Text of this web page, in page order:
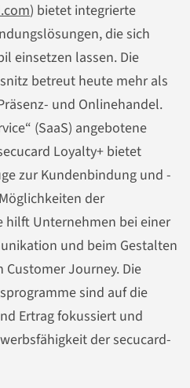
) bietet integrierte
die sich
einsetzen lassen. Die
betreut heute mehr als
und Onlinehandel.
(SaaS) angebotene
Loyalty+ bietet
zur Kundenbindung und -
der
hilft Unternehmen bei einer
und beim Gestalten
Journey. Die
sind auf die
Ertrag fokussiert und
der secucard-